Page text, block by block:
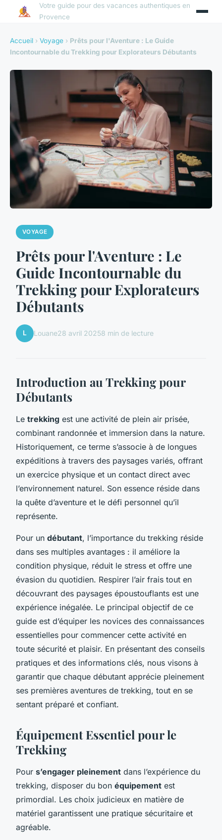
Votre guide pour des vacances authentiques en
Provence
Accueil › Voyage › Prêts pour l'Aventure : Le Guide
Incontournable du Trekking pour Explorateurs Débutants
VOYAGE
Prêts pour l'Aventure : Le
Guide Incontournable du
Trekking pour Explorateurs
Débutants
L Louane28 avril 20258 min de lecture
Introduction au Trekking pour
Débutants
Le trekking est une activité de plein air prisée,
combinant randonnée et immersion dans la nature.
Historiquement, ce terme s’associe à de longues
expéditions à travers des paysages variés, offrant
un exercice physique et un contact direct avec
l’environnement naturel. Son essence réside dans
la quête d’aventure et le défi personnel qu’il
représente.
Pour un débutant, l’importance du trekking réside
dans ses multiples avantages : il améliore la
condition physique, réduit le stress et offre une
évasion du quotidien. Respirer l’air frais tout en
découvrant des paysages époustouflants est une
expérience inégalée. Le principal objectif de ce
guide est d’équiper les novices des connaissances
essentielles pour commencer cette activité en
toute sécurité et plaisir. En présentant des conseils
pratiques et des informations clés, nous visons à
garantir que chaque débutant apprécie pleinement
ses premières aventures de trekking, tout en se
sentant préparé et confiant.
Équipement Essentiel pour le
Trekking
Pour s’engager pleinement dans l’expérience du
trekking, disposer du bon équipement est
primordial. Les choix judicieux en matière de
matériel garantissent une pratique sécuritaire et
agréable.